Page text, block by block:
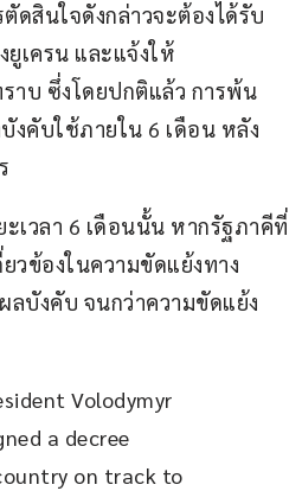
ดสินใจดังกล่าวจะต้องได้รับ
เครน และแจ้งให้
าบ ซึ่งโดยปกติแล้ว การพ้น
งคับใช้ภายใน 6 เดือน หลัง
ะเวลา 6 เดือนนั้น หากรัฐภาคีที่
วข้องในความขัดแย้งทาง
ลบังคับ จนกว่าความขัดแย้ง
Volodymyr
a decree
on track to